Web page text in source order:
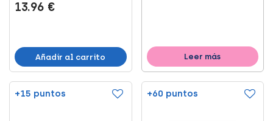
13.96 €
Añadir al carrito Leer más
+15 puntos +60 puntos